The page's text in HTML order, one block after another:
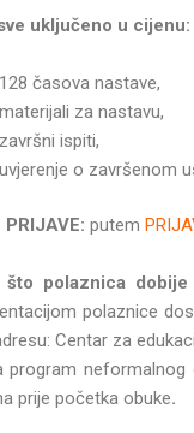
uključeno u cijenu:
128 časova nastave,
materijali za nastavu,
završni ispiti,
uvjerenje o završenom
PRIJAVE: putem
što polaznica
polaznice
Centar za
program neformalnog
prije početka obuke.